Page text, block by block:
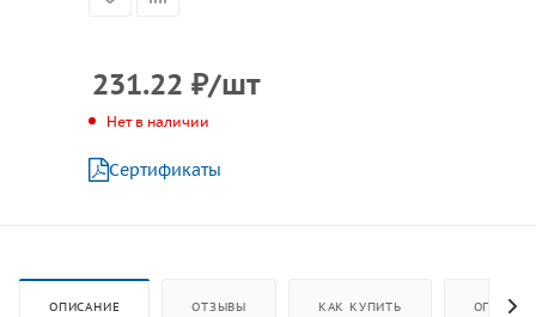
231.22 ₽/шт
Нет в наличии
Сертификаты
ОПИСАНИЕ ОТЗЫВЫ КАК КУПИТЬ ОПЛАТА